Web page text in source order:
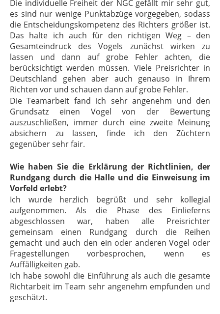
Die individuelle Freiheit der NGC gefällt mir sehr gut,
es sind nur wenige Punktabzüge vorgegeben, sodass
die Entscheidungskompetenz des Richters größer ist.
Das halte ich auch für den richtigen Weg – den
Gesamteindruck des Vogels zunächst wirken zu
lassen und dann auf grobe Fehler achten, die
berücksichtigt werden müssen. Viele Preisrichter in
Deutschland gehen aber auch genauso in Ihrem
Richten vor und schauen dann auf grobe Fehler.
Die Teamarbeit fand ich sehr angenehm und den
Grundsatz einen Vogel von der Bewertung
auszuschließen, immer durch eine zweite Meinung
absichern zu lassen, finde ich den Züchtern
gegenüber sehr fair.
Wie haben Sie die Erklärung der Richtlinien, der
Rundgang durch die Halle und die Einweisung im
Vorfeld erlebt?
Ich wurde herzlich begrüßt und sehr kollegial
aufgenommen. Als die Phase des Einlieferns
abgeschlossen war, haben alle Preisrichter
gemeinsam einen Rundgang durch die Reihen
gemacht und auch den ein oder anderen Vogel oder
Fragestellungen vorbesprochen, wenn es
Auffälligkeiten gab.
Ich habe sowohl die Einführung als auch die gesamte
Richtarbeit im Team sehr angenehm empfunden und
geschätzt.